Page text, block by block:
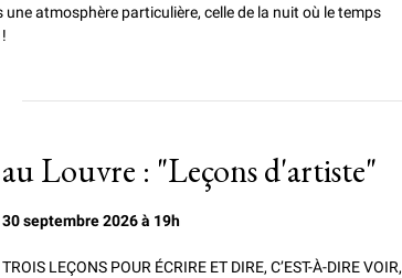
atmosphère particulière, celle de la nuit où le temps
Louvre : "Leçons d'artiste"
septembre 2026 à 19h
LEÇONS POUR ÉCRIRE ET DIRE, C’EST-À-DIRE VOIR,